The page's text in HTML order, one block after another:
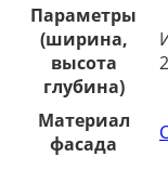
Параметры
(ширина,
высота
глубина)
Материал
фасада